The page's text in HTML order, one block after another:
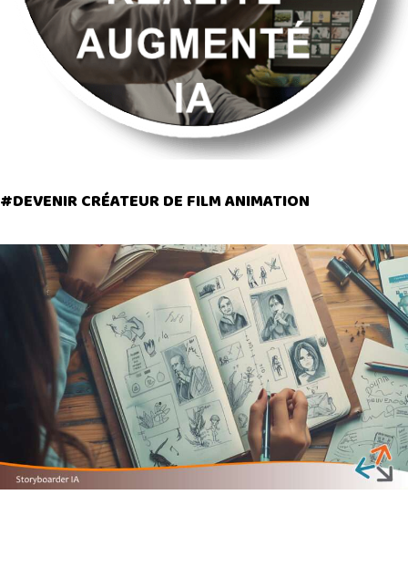
#DEVENIR CRÉATEUR DE FILM ANIMATION